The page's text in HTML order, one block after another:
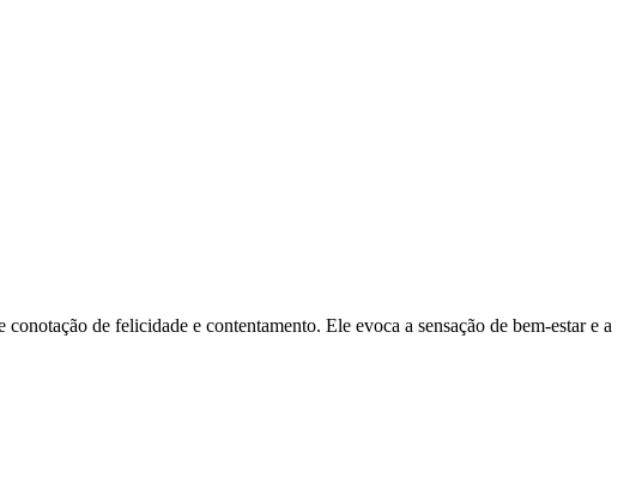
de felicidade e contentamento. Ele evoca a sensação de bem-estar e a